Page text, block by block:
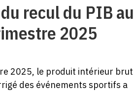
recul du PIB au
2025
2025, le produit intérieur brut
des événements sportifs a